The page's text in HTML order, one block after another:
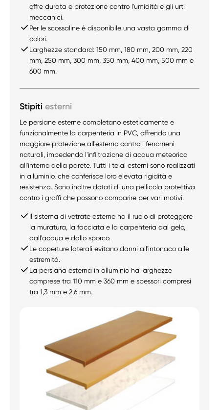
offre durata e protezione contro l'umidità e gli urti
meccanici.
Per le scossaline è disponibile una vasta gamma di
colori.
Larghezze standard: 150 mm, 180 mm, 200 mm, 220
mm, 250 mm, 300 mm, 350 mm, 400 mm, 500 mm e
600 mm.
Stipiti esterni
Le persiane esterne completano esteticamente e
funzionalmente la carpenteria in PVC, offrendo una
maggiore protezione all'esterno contro i fenomeni
naturali, impedendo l'infiltrazione di acqua meteorica
all'interno della parete. Tutti i telai esterni sono realizzati
in alluminio, che conferisce loro elevata rigidità e
resistenza. Sono inoltre dotati di una pellicola protettiva
contro i graffi che possono comparire per vari motivi.
Il sistema di vetrate esterne ha il ruolo di proteggere
la muratura, la facciata e la carpenteria dal gelo,
dall'acqua e dallo sporco.
Le coperture laterali evitano danni all'intonaco alle
estremità.
La persiana esterna in alluminio ha larghezze
comprese tra 110 mm e 360 ​​mm e spessori compresi
tra 1,3 mm e 2,6 mm.